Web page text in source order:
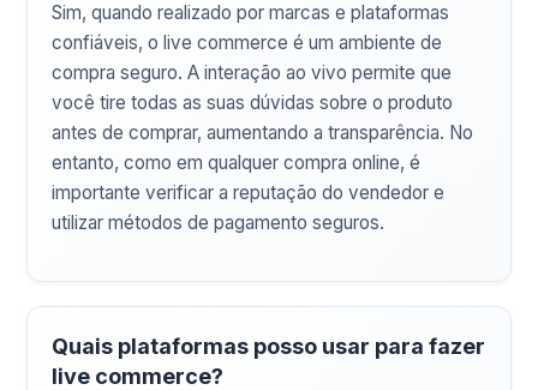
Sim, quando realizado por marcas e plataformas
confiáveis, o live commerce é um ambiente de
compra seguro. A interação ao vivo permite que
você tire todas as suas dúvidas sobre o produto
antes de comprar, aumentando a transparência. No
entanto, como em qualquer compra online, é
importante verificar a reputação do vendedor e
utilizar métodos de pagamento seguros.
Quais plataformas posso usar para fazer
live commerce?